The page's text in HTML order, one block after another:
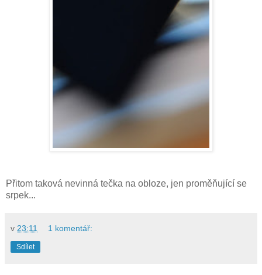
Přitom taková nevinná tečka na obloze, jen proměňující se
srpek...
v 23:11 1 komentář:
Sdílet